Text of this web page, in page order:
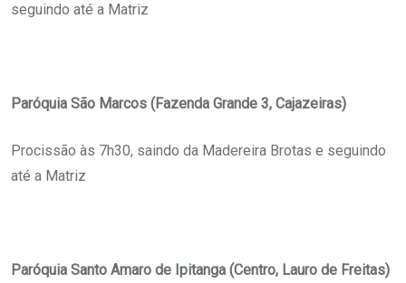
seguindo até a Matriz
Paróquia São Marcos (Fazenda Grande 3, Cajazeiras)
Procissão às 7h30, saindo da Madereira Brotas e seguindo
até a Matriz
Paróquia Santo Amaro de Ipitanga (Centro, Lauro de Freitas)